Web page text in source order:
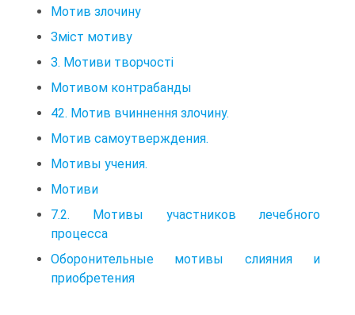
Мотив злочину
Зміст мотиву
З. Мотиви творчості
Мотивом контрабанды
42. Мотив вчиннення злочину.
Мотив самоутверждения.
Мотивы учения.
Мотиви
7.2. Мотивы участников лечебного
процесса
Оборонительные мотивы слияния и
приобретения